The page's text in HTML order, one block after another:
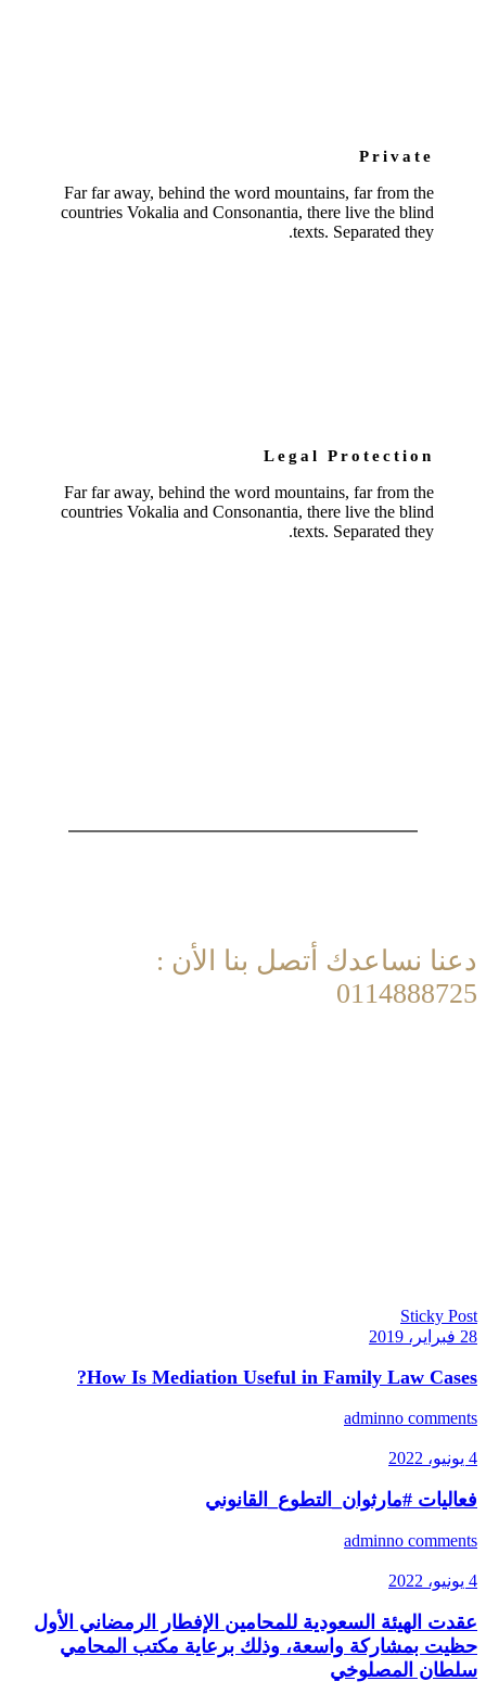
Private
Far far away, behind the word mountains, far from the
countries Vokalia and Consonantia, there live the blind
texts. Separated they.
Legal Protection
Far far away, behind the word mountains, far from the
countries Vokalia and Consonantia, there live the blind
texts. Separated they.
دعنا نساعدك أتصل بنا الأن :
0114888725
Sticky Post
28 فبراير، 2019
How Is Mediation Useful in Family Law Cases?
adminno comments
4 يونيو، 2022
فعاليات #مارثوان_التطوع_القانوني
adminno comments
4 يونيو، 2022
عقدت الهيئة السعودية للمحامين الإفطار الرمضاني الأول
حظيت بمشاركة واسعة، وذلك برعاية مكتب المحامي
سلطان المصلوخي